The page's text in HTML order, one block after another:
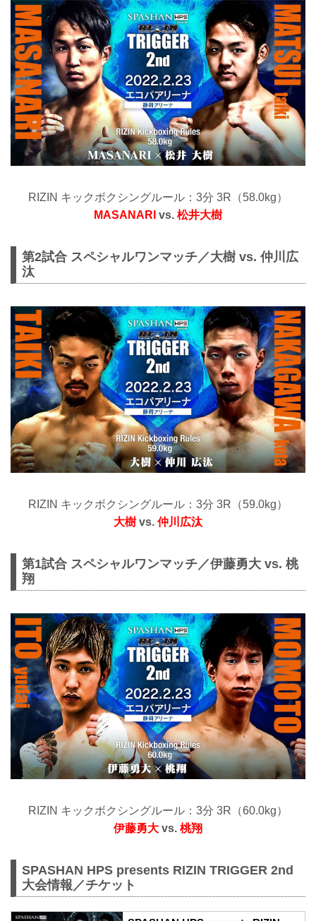
RIZIN キックボクシングルール：3分 3R（58.0kg）
MASANARI vs. 松井大樹
第2試合 スペシャルワンマッチ／大樹 vs. 仲川広
汰
RIZIN キックボクシングルール：3分 3R（59.0kg）
大樹 vs. 仲川広汰
第1試合 スペシャルワンマッチ／伊藤勇大 vs. 桃
翔
RIZIN キックボクシングルール：3分 3R（60.0kg）
伊藤勇大 vs. 桃翔
SPASHAN HPS presents RIZIN TRIGGER 2nd
大会情報／チケット